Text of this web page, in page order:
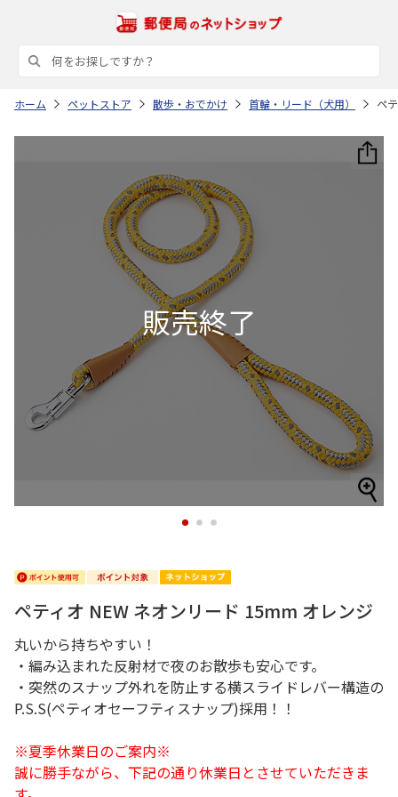
ホーム ペットストア 散歩・おでかけ 首輪・リード（犬用） ペ
1 2 3
ペティオ NEW ネオンリード 15mm オレンジ
丸いから持ちやすい！
・編み込まれた反射材で夜のお散歩も安心です。
・突然のスナップ外れを防止する横スライドレバー構造の
P.S.S(ペティオセーフティスナップ)採用！！
※夏季休業日のご案内※
誠に勝手ながら、下記の通り休業日とさせていただきま